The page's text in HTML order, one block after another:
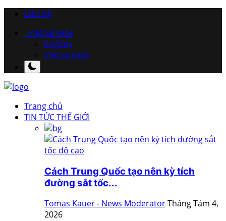
Liên hệ
Vietnamese
English
Vietnamese
Trang chủ
TIN TỨC THẾ GIỚI
Cách Trung Quốc tạo nên kỳ tích
đường sắt tốc...
Tomas Kauer - News ModeratorTháng Tám 4,
2026